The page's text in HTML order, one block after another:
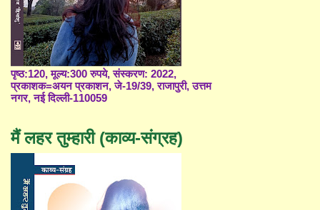
पृष्ठ:120, मूल्य:300 रुपये, संस्करण: 2022,
प्रकाशक=अयन प्रकाशन, जे-19/39, राजापुरी, उत्तम
नगर, नई दिल्ली-110059
मैं लहर तुम्हारी (काव्य-संग्रह)